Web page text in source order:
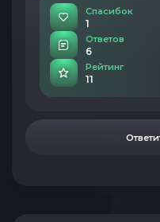
Спасибок
1
Ответов
6
Рейтинг
11